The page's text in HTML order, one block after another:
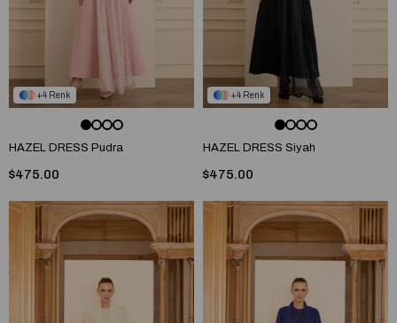
4
HAZEL DRESS Pudra
$475.00
4
HAZEL DRESS Siyah
$475.00